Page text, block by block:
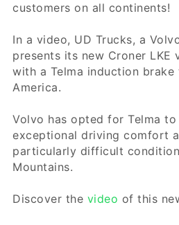
customers on all continents!
In a video, UD Trucks, a
presents its new Croner LKE
with a Telma induction
America.
Volvo has opted for Telma
exceptional driving comfort
particularly difficult
Mountains.
Discover the video of this